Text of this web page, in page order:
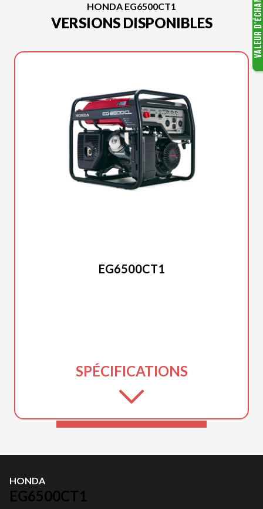
HONDA EG6500CT1
VERSIONS DISPONIBLES
EG6500CT1
SPÉCIFICATIONS
HONDA
EG6500CT1